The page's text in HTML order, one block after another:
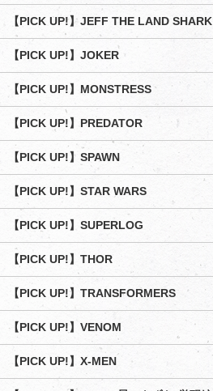
【PICK UP!】JEFF THE LAND SHARK
【PICK UP!】JOKER
【PICK UP!】MONSTRESS
【PICK UP!】PREDATOR
【PICK UP!】SPAWN
【PICK UP!】STAR WARS
【PICK UP!】SUPERLOG
【PICK UP!】THOR
【PICK UP!】TRANSFORMERS
【PICK UP!】VENOM
【PICK UP!】X-MEN